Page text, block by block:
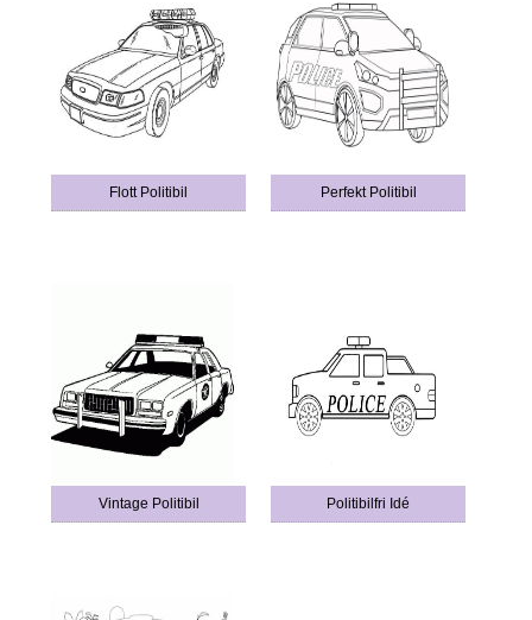
Flott Politibil Perfekt Politibil
Vintage Politibil Politibilfri Idé